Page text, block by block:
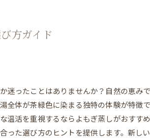
方ガイド
ったことはありませんか？自然の恵み
体が茶緑色に染まる独特の体験が特徴
活を重視するならよもぎ蒸しがおすす
た選び方のヒントを提供します。新し